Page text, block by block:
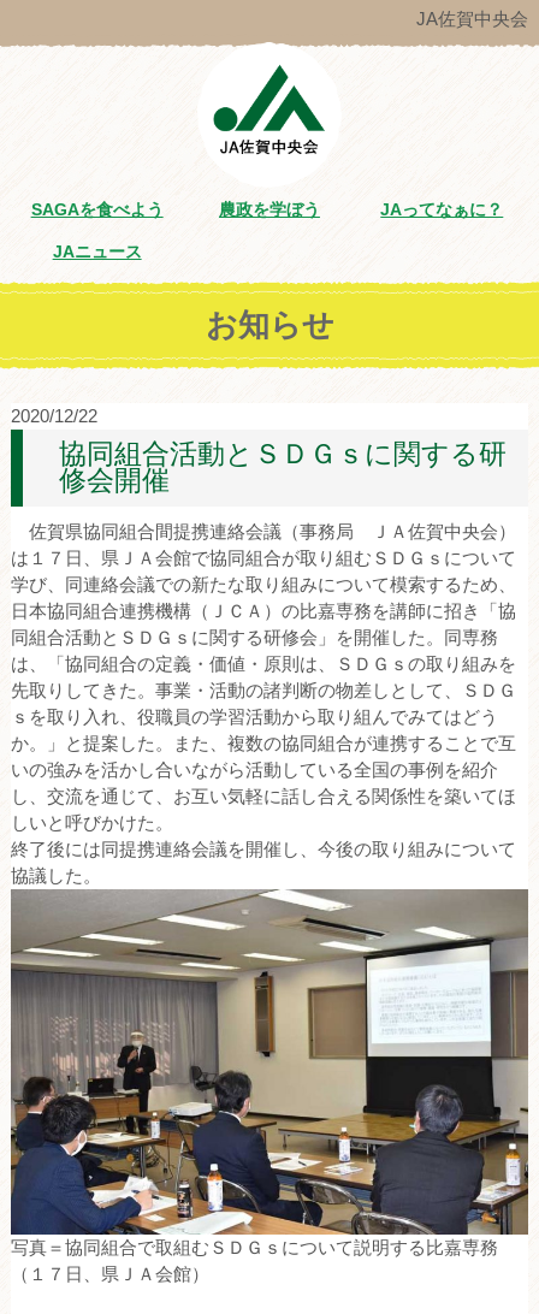
JA佐賀中央会
SAGAを食べよう 農政を学ぼう JAってなぁに？
JAニュース
お知らせ
2020/12/22
協同組合活動とＳＤＧｓに関する研
修会開催
佐賀県協同組合間提携連絡会議（事務局 ＪＡ佐賀中央会）
は１７日、県ＪＡ会館で協同組合が取り組むＳＤＧｓについて
学び、同連絡会議での新たな取り組みについて模索するため、
日本協同組合連携機構（ＪＣＡ）の比嘉専務を講師に招き「協
同組合活動とＳＤＧｓに関する研修会」を開催した。同専務
は、「協同組合の定義・価値・原則は、ＳＤＧｓの取り組みを
先取りしてきた。事業・活動の諸判断の物差しとして、ＳＤＧ
ｓを取り入れ、役職員の学習活動から取り組んでみてはどう
か。」と提案した。また、複数の協同組合が連携することで互
いの強みを活かし合いながら活動している全国の事例を紹介
し、交流を通じて、お互い気軽に話し合える関係性を築いてほ
しいと呼びかけた。
終了後には同提携連絡会議を開催し、今後の取り組みについて
協議した。
写真＝協同組合で取組むＳＤＧｓについて説明する比嘉専務
（１７日、県ＪＡ会館）